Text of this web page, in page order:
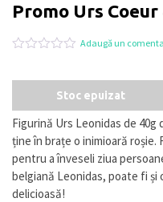
Promo Urs Coeur
0
5
pe
baza
a
evaluări
de
la
clienți
Adaugă un
Stoc epuizat
Figurină Urs Leonidas de
ține în brațe o inimioară
pentru a înveseli ziua
belgiană Leonidas, poate fi
delicioasă!